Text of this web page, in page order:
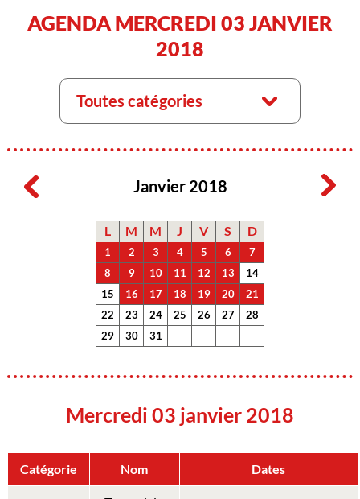
AGENDA MERCREDI 03 JANVIER
2018
Toutes catégories
Janvier 2018
L M M J V S D
1 2 3 4 5 6
7
8
9 10 11 12 13
14
15
16 17 18 19 20
21
22
23 24 25 26 27
28
29
30 31
Mercredi 03 janvier 2018
Catégorie Nom Dates